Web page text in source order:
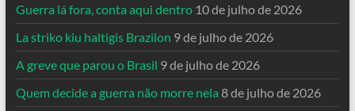
Guerra lá fora, conta aqui dentro 10 de julho de 2026
La striko kiu haltigis Brazilon 9 de julho de 2026
A greve que parou o Brasil 9 de julho de 2026
Quem decide a guerra não morre nela 8 de julho de 2026